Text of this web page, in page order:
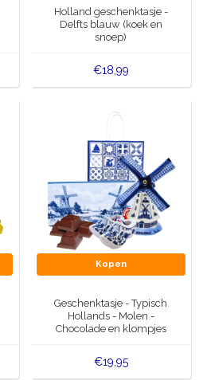
Holland geschenktasje -
Delfts blauw (koek en
snoep)
€18,99
Kopen
Geschenktasje - Typisch
Hollands - Molen -
Chocolade en klompjes
€19,95